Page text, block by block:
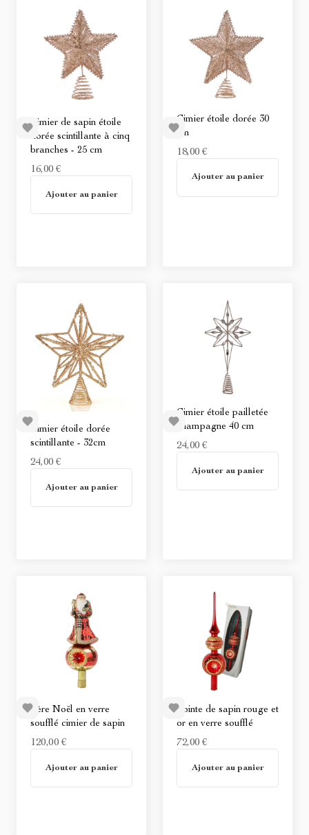
Cimier de sapin étoile
dorée scintillante à cinq
branches - 25 cm
16,00 €
Non disponible
Ajouter au panier
Cimier étoile dorée 30
cm
18,00 €
Non disponible
Ajouter au panier
Cimier étoile dorée
scintillante - 32cm
24,00 €
Non disponible
Ajouter au panier
Cimier étoile pailletée
champagne 40 cm
24,00 €
Non disponible
Ajouter au panier
Père Noël en verre
soufflé cimier de sapin
120,00 €
Non disponible
Ajouter au panier
Pointe de sapin rouge et
or en verre soufflé
72,00 €
Non disponible
Ajouter au panier